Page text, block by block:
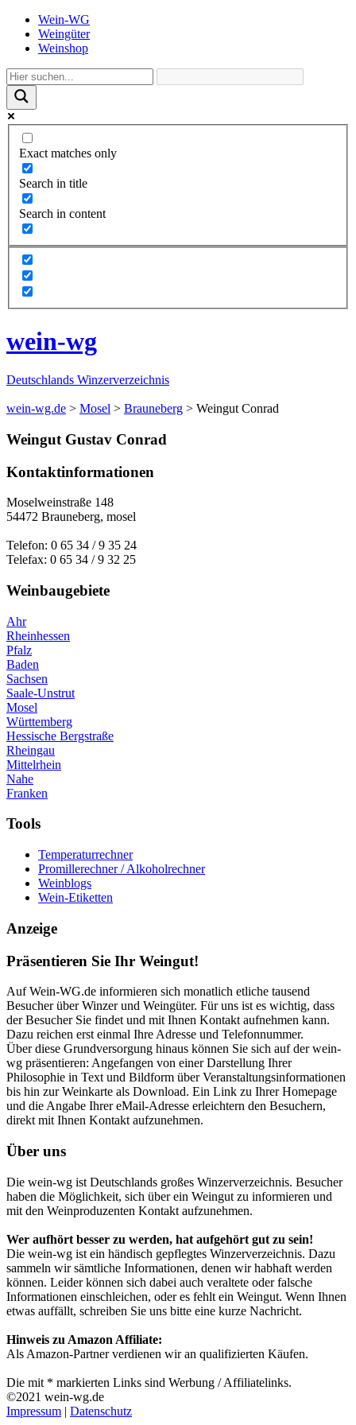
Wein-WG
Weingüter
Weinshop
Exact matches only
Search in title
Search in content
wein-wg
Deutschlands Winzerverzeichnis
wein-wg.de > Mosel > Brauneberg > Weingut Conrad
Weingut Gustav Conrad
Kontaktinformationen
Moselweinstraße 148
54472 Brauneberg, mosel
Telefon: 0 65 34 / 9 35 24
Telefax: 0 65 34 / 9 32 25
Weinbaugebiete
Ahr
Rheinhessen
Pfalz
Baden
Sachsen
Saale-Unstrut
Mosel
Württemberg
Hessische Bergstraße
Rheingau
Mittelrhein
Nahe
Franken
Tools
Temperaturrechner
Promillerechner / Alkoholrechner
Weinblogs
Wein-Etiketten
Anzeige
Präsentieren Sie Ihr Weingut!
Auf Wein-WG.de informieren sich monatlich etliche tausend
Besucher über Winzer und Weingüter. Für uns ist es wichtig, dass
der Besucher Sie findet und mit Ihnen Kontakt aufnehmen kann.
Dazu reichen erst einmal Ihre Adresse und Telefonnummer.
Über diese Grundversorgung hinaus können Sie sich auf der wein-
wg präsentieren: Angefangen von einer Darstellung Ihrer
Philosophie in Text und Bildform über Veranstaltungsinformationen
bis hin zur Weinkarte als Download. Ein Link zu Ihrer Homepage
und die Angabe Ihrer eMail-Adresse erleichtern den Besuchern,
direkt mit Ihnen Kontakt aufzunehmen.
Über uns
Die wein-wg ist Deutschlands großes Winzerverzeichnis. Besucher
haben die Möglichkeit, sich über ein Weingut zu informieren und
mit den Weinproduzenten Kontakt aufzunehmen.
Wer aufhört besser zu werden, hat aufgehört gut zu sein!
Die wein-wg ist ein händisch gepflegtes Winzerverzeichnis. Dazu
sammeln wir sämtliche Informationen, denen wir habhaft werden
können. Leider können sich dabei auch veraltete oder falsche
Informationen einschleichen, oder es fehlt ein Weingut. Wenn Ihnen
etwas auffällt, schreiben Sie uns bitte eine kurze Nachricht.
Hinweis zu Amazon Affiliate:
Als Amazon-Partner verdienen wir an qualifizierten Käufen.
Die mit * markierten Links sind Werbung / Affiliatelinks.
©2021 wein-wg.de
Impressum | Datenschutz